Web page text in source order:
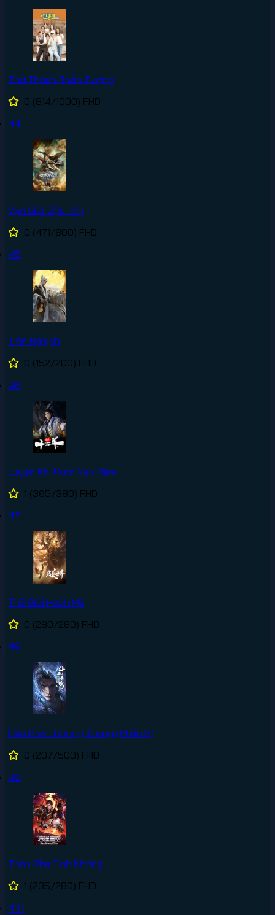
Thử Thách Thần Tượng
0 (814/1000) FHD
#4
Vạn Giới Độc Tôn
0 (471/800) FHD
#5
Tiên Nghịch
0 (152/200) FHD
#6
Luyện Khí Mười Vạn Năm
1 (365/380) FHD
#7
Thế Giới Hoàn Mỹ
0 (280/280) FHD
#8
Đấu Phá Thương Khung (Phần 5)
0 (207/500) FHD
#9
Thôn Phệ Tinh Không
1 (235/280) FHD
#10